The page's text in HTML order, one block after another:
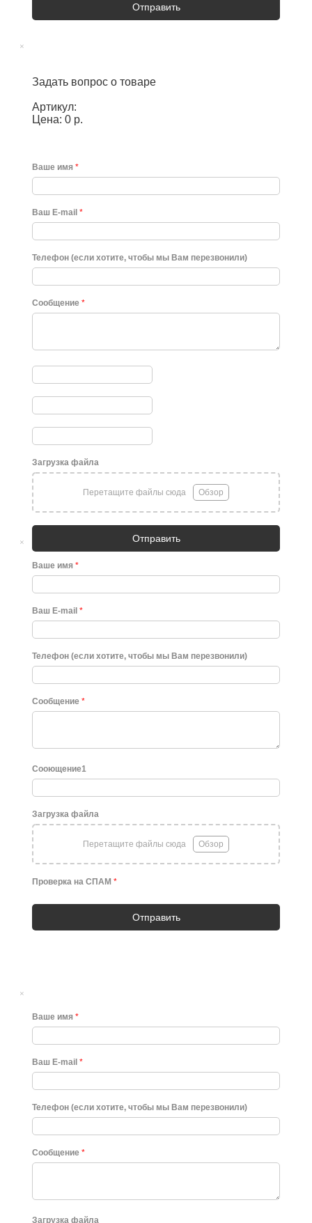
Отправить
×
Задать вопрос о товаре
Артикул:
Цена: 0 р.
Ваше имя *
Ваш E-mail *
Телефон (если хотите, чтобы мы Вам перезвонили)
Сообщение *
Загрузка файла
Перетащите файлы сюда Обзор
Отправить
×
Ваше имя *
Ваш E-mail *
Телефон (если хотите, чтобы мы Вам перезвонили)
Сообщение *
Сооющение1
Загрузка файла
Перетащите файлы сюда Обзор
Проверка на СПАМ *
Отправить
×
Ваше имя *
Ваш E-mail *
Телефон (если хотите, чтобы мы Вам перезвонили)
Сообщение *
Загрузка файла